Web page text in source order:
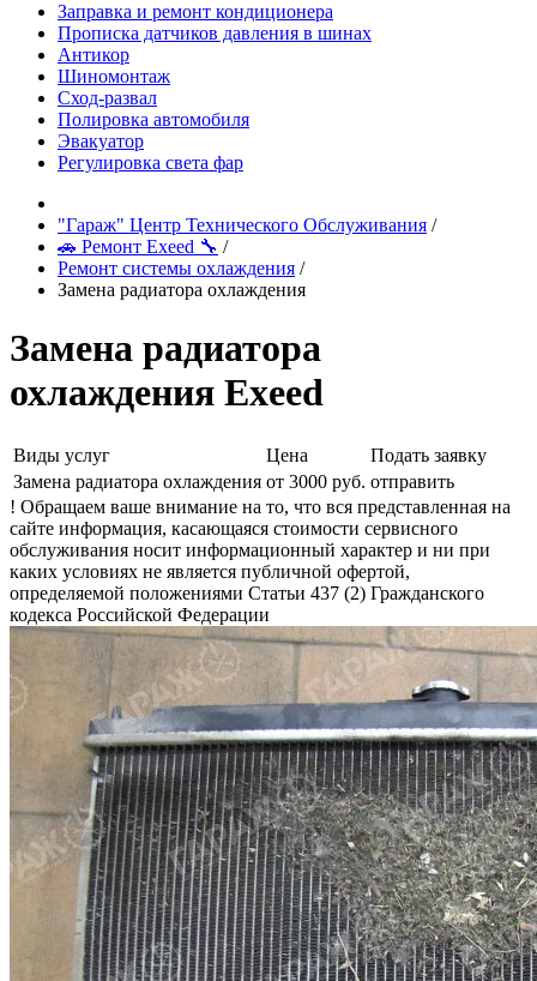
Заправка и ремонт кондиционера
Прописка датчиков давления в шинах
Антикор
Шиномонтаж
Сход-развал
Полировка автомобиля
Эвакуатор
Регулировка света фар
"Гараж" Центр Технического Обслуживания /
🚗 Ремонт Exeed 🔧 /
Ремонт системы охлаждения /
Замена радиатора охлаждения
Замена радиатора
охлаждения Exeed
Виды услуг Цена
Подать заявку
Замена радиатора охлаждения от 3000 руб. отправить
! Обращаем ваше внимание на то, что вся представленная на
сайте информация, касающаяся стоимости сервисного
обслуживания носит информационный характер и ни при
каких условиях не является публичной офертой,
определяемой положениями Статьи 437 (2) Гражданского
кодекса Российской Федерации